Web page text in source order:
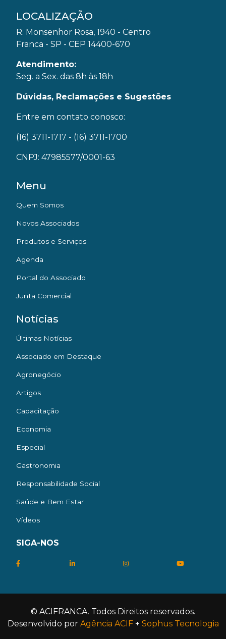
LOCALIZAÇÃO
R. Monsenhor Rosa, 1940 - Centro
Franca - SP - CEP 14400-670
Atendimento:
Seg. a Sex. das 8h às 18h
Dúvidas, Reclamações e Sugestões
Entre em contato conosco:
(16) 3711-1717 - (16) 3711-1700
CNPJ: 47985577/0001-63
Menu
Quem Somos
Novos Associados
Produtos e Serviços
Agenda
Portal do Associado
Junta Comercial
Notícias
Últimas Notícias
Associado em Destaque
Agronegócio
Artigos
Capacitação
Economia
Especial
Gastronomia
Responsabilidade Social
Saúde e Bem Estar
Vídeos
SIGA-NOS
© ACIFRANCA. Todos Direitos reservados.
Desenvolvido por Agência ACIF+ Sophus Tecnologia